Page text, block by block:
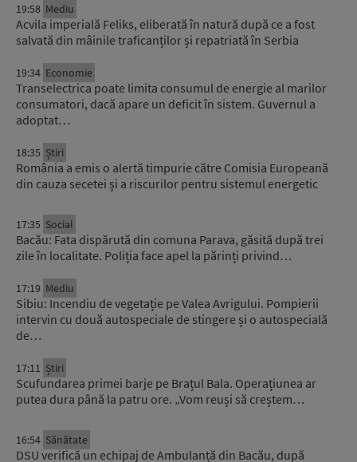
19:58 Mediu
Acvila imperială Feliks, eliberată în natură după ce a fost
salvată din mâinile traficanților și repatriată în Serbia
19:34 Economie
Transelectrica poate limita consumul de energie al marilor
consumatori, dacă apare un deficit în sistem. Guvernul a
adoptat…
18:35 Știri
România a emis o alertă timpurie către Comisia Europeană
din cauza secetei și a riscurilor pentru sistemul energetic
17:35 Social
Bacău: Fata dispărută din comuna Parava, găsită după trei
zile în localitate. Poliția face apel la părinți privind…
17:19 Mediu
Sibiu: Incendiu de vegetație pe Valea Avrigului. Pompierii
intervin cu două autospeciale de stingere și o autospecială
de…
17:11 Știri
Scufundarea primei barje pe Brațul Bala. Operațiunea ar
putea dura până la patru ore. „Vom reuși să creștem…
16:54 Sănătate
DSU verifică un echipaj de Ambulanță din Bacău, după